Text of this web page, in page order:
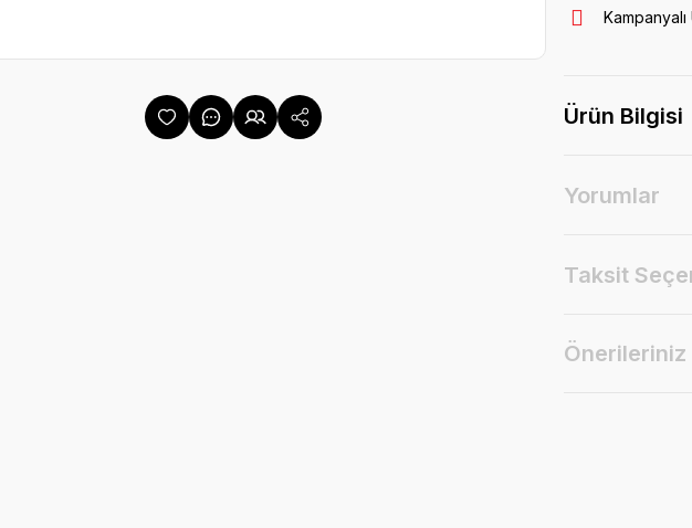
Kampanyalı
Ürün Bilgisi
Yorumlar
Taksit
Önerileriniz